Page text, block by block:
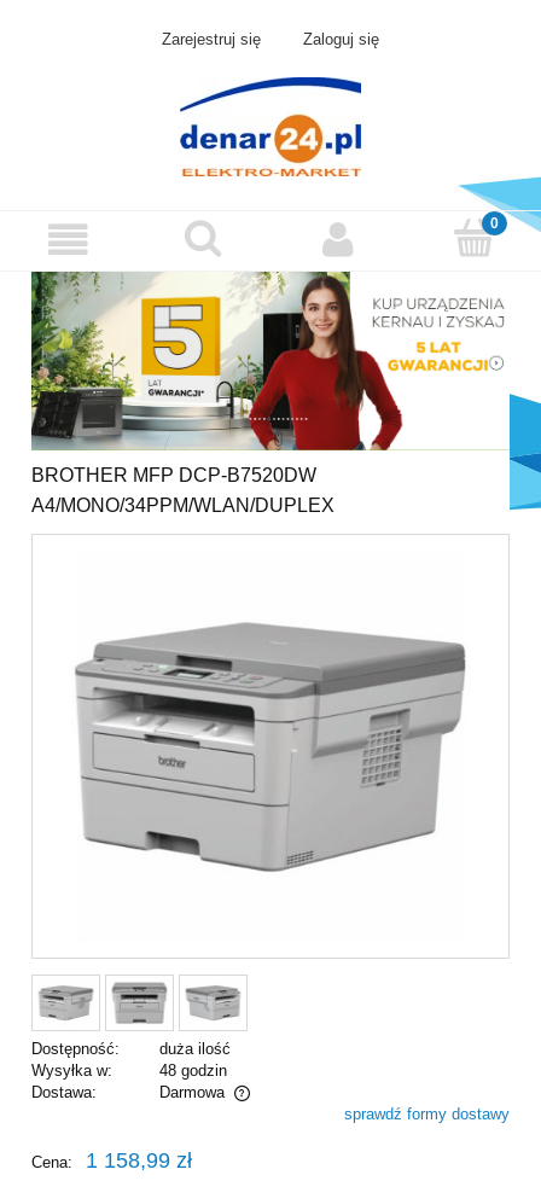
Zarejestruj się Zaloguj się
BROTHER MFP DCP-B7520DW
A4/MONO/34PPM/WLAN/DUPLEX
Dostępność:
duża ilość
Wysyłka w:
48 godzin
Dostawa:
Darmowa
Cena nie zawiera ewentualnych kosztów płatnościsprawdź formy dostawy
Cena: 1 158,99 zł